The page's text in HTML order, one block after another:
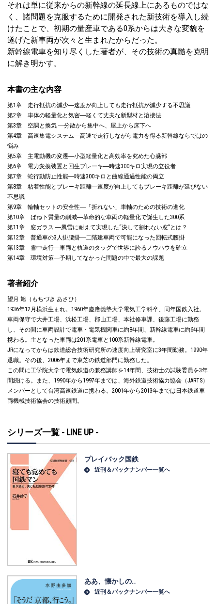
それは単に従来からの新幹線の延長線上にあるものではな
く、諸問題を克服するために開発された新技術を導入し続
けたことで、初期の量産車である0系からは大きな変貌を
遂げた新車両が次々と生まれたからだった。
新幹線電車を知り尽くした著者が、その技術の真髄を克明
に解き明かす。
本書の主な内容
第1章 走行抵抗の減少―速度が向上しても走行抵抗が減少する不思議
第2章 車体の軽量化と気密―軽くて丈夫な新型材と溶接法
第3章 空調と換気 ―分散から集中へ、屋上から床下へ
第4章 高速集電システム―高速で走行しながら電力を得る新幹線ならではの
悩み
第5章 主電動機の変遷―小型軽量化と高効率を究めた心臓部
第6章 電力変換装置と回生ブレーキ―時速300キロ実現の立役者
第7章 蛇行動防止性能―時速300キロと曲線通過性能の両立
第8章 粘着性能とブレーキ距離―速度が向上してもブレーキ距離が延びない
不思議
第9章 輪軸セットの安全性―「折れない」車軸のための技術の進化
第10章 ばね下質量の削減―革命的な車両の軽量化で誕生した300系
第11章 窓ガラス ―風雪に耐えて実現した“決して割れない窓”とは？
第12章 普通車の3人掛腰掛―二階建車両で可能になった回転式腰掛
第13章 雪中走行―車両と軌道のタッグで世界に誇るノウハウを確立
第14章 環境対策―予期してなかった問題の中で最大の課題
著者紹介
望月 旭（もちづき あさひ）
1936年12月横浜生まれ。1960年慶應義塾大学電気工学科卒、同年国鉄入社。
車両保守で大井工場、浜松工場、郡山工場、本社修車課、後藤工場に勤務
し、その間に車両設計で電車・電気機関車に約8年間、新幹線電車に約6年間
携わる。主となった車両は201系電車と100系新幹線電車。
JRになってからは鉄道総合技術研究所の速度向上研究室に3年間勤務。1990年
退職。その後、2006年まで東芝の鉄道部門に勤務した。
この間に工学院大学で電気鉄道の兼務講師を14年間、技術士の試験委員を3年
間続ける。また、1990年から1997年までは、海外鉄道技術協力協会（JARTS）
メンバーとして台湾高速鉄道に携わる。2001年から2013年までは日本鉄道車
両機械技術協会の技術顧問。
シリーズ一覧 - LINE UP -
プレイバック国鉄
近刊＆バックナンバー一覧へ
ああ、懐かしの…
近刊＆バックナンバー一覧へ